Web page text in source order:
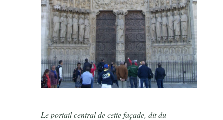
Le portail central de cette façade, dit du